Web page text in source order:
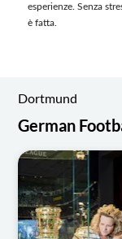
esperienze. Senza
è fatta.
Dortmund
German